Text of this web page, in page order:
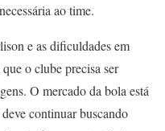
ao time.
e as dificuldades em
o clube precisa ser
O mercado da bola está
continuar buscando